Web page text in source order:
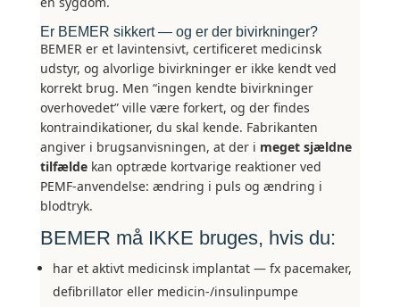
Er BEMER sikkert — og er der bivirkninger?
BEMER er et lavintensivt, certificeret medicinsk
udstyr, og alvorlige bivirkninger er ikke kendt ved
korrekt brug. Men “ingen kendte bivirkninger
overhovedet” ville være forkert, og der findes
kontraindikationer, du skal kende. Fabrikanten
angiver i brugsanvisningen, at der i meget sjældne
tilfældekan optræde kortvarige reaktioner ved
PEMF-anvendelse: ændring i puls og ændring i
blodtryk.
BEMER må IKKE bruges, hvis du:
har et aktivt medicinsk implantat — fx pacemaker,
defibrillator eller medicin-/insulinpumpe